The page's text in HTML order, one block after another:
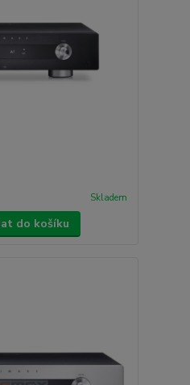
Skladem
do košíku